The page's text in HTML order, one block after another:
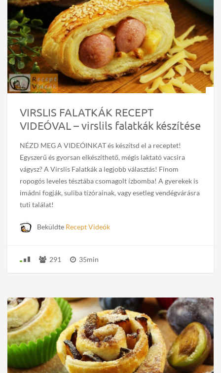
VIRSLIS FALATKÁK RECEPT
VIDEÓVAL – virslils falatkák készítése
NÉZD MEG A VIDEÓINKAT és készítsd el a receptet!
Egyszerű és gyorsan elkészíthető, mégis laktató vacsira
vágysz? A Virslis Falatkák a legjobb választás! Finom
ropogós leveles tésztába csomagolt ízbomba! A gyerekek is
imádni fogják, suliba tízórainak, vagy esetleg vendégvárásra
tuti találat!
Beküldte Recept Videók
291 35min